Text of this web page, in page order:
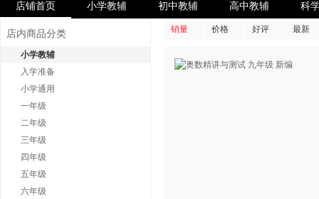
店铺首页 小学教辅 初中教辅 高中教辅 科
店内商品分类
小学教辅
入学准备
小学通用
一年级
二年级
三年级
四年级
五年级
六年级
销量 价格 好评 最新
浪
键
打